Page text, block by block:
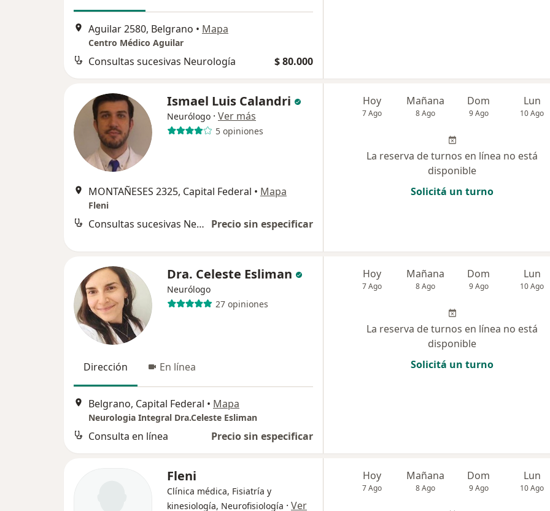
Aguilar 2580, Belgrano • Mapa
Centro Médico Aguilar
Consultas sucesivas Neurología $ 80.000
Ismael Luis Calandri
Neurólogo · Ver más
5 opiniones
MONTAÑESES 2325, Capital Federal • Mapa
Fleni
Consultas sucesivas Neurología Precio sin especificar
Hoy
7 Ago
Mañana
8 Ago
Dom
9 Ago
Lun
10 Ago
La reserva de turnos en línea no está
disponible
Solicitá un turno
Dra. Celeste Esliman
Neurólogo
27 opiniones
Dirección En línea
Belgrano, Capital Federal • Mapa
Neurologia Integral Dra.Celeste Esliman
Consulta en línea Precio sin especificar
Hoy
7 Ago
Mañana
8 Ago
Dom
9 Ago
Lun
10 Ago
La reserva de turnos en línea no está
disponible
Solicitá un turno
Fleni
Clínica médica, Fisiatría y
kinesiología, Neurofisiología · Ver
Hoy
7 Ago
Mañana
8 Ago
Dom
9 Ago
Lun
10 Ago